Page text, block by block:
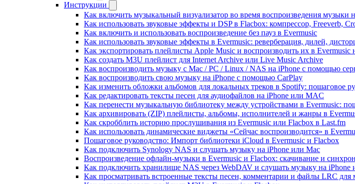
Инструкции
Как включить музыкальный визуализатор во время воспроизведения музыки
Как использовать звуковые эффекты и DSP в Flacbox: компрессор, Freeverb,
Как включить и использовать воспроизведение без пауз в Evermusic
Как использовать звуковые эффекты в Evermusic: реверберация, дилей,
Как экспортировать плейлисты Apple Music и воспроизводить их в Evermusic
Как создать M3U плейлист для Internet Archive или Live Music Archive
Как воспроизводить музыку с Mac / PC / Linux / NAS на iPhone с помощью
Как воспроизводить свою музыку на iPhone с помощью CarPlay
Как изменить обложки альбомов для локальных треков в Spotify: пошаговое
Как редактировать тексты песен для аудиофайлов на iPhone или MAC
Как перенести музыкальную библиотеку между устройствами в Evermusic:
Как архивировать (ZIP) плейлисты, альбомы, исполнителей и жанры в
Как скробблить историю прослушивания из Evermusic или Flacbox в Last.fm
Как использовать динамические виджеты «Сейчас воспроизводится» в
Пошаговое руководство: Импорт библиотеки iCloud в Evermusic и Flacbox
Как подключить Synology NAS и слушать музыку на iPhone или Mac
Воспроизведение офлайн-музыки в Evermusic и Flacbox: скачивание и
Как подключить хранилище NAS через WebDAV и слушать музыку на iPhone
Как просматривать встроенные тексты песен, комментарии и файлы LRC